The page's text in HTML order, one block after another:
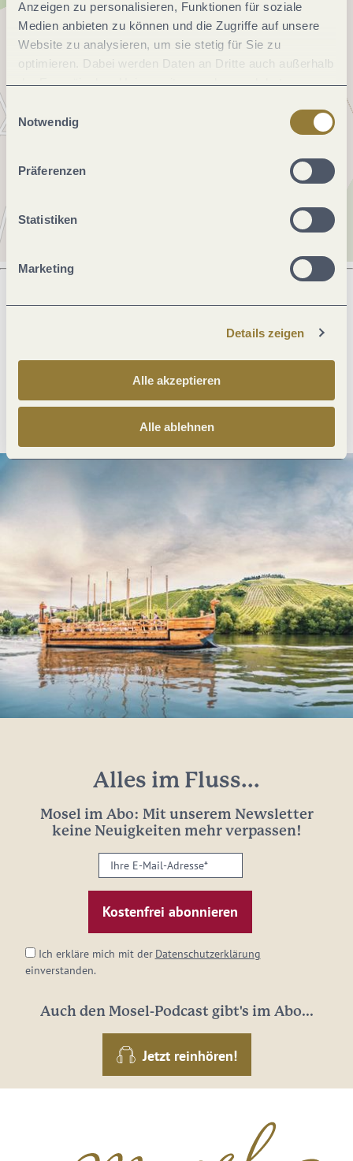
Anzeigen zu personalisieren, Funktionen für soziale
Medien anbieten zu können und die Zugriffe auf unsere
Website zu analysieren, um sie stetig für Sie zu
optimieren. Dabei werden Daten an Dritte auch außerhalb
der Europäischen Union weitergegeben und dort
jederzeit widerrufen werden. Mit der Auswahl "Alle
ablehnen" kann es zu Beeinträchtigungen in der Nutzung
Einwilligungsauswahl
Notwendig
Präferenzen
Statistiken
Marketing
Details zeigen
Alle akzeptieren
Alle ablehnen
Anreise planen PDF erzeugen
Alles im Fluss...
Mosel im Abo: Mit unserem Newsletter
keine Neuigkeiten mehr verpassen!
Ihre
E-
Mail-
Adresse:
Ich erkläre mich mit der Datenschutzerklärung
einverstanden.
Auch den Mosel-Podcast gibt's im Abo...
Jetzt reinhören!